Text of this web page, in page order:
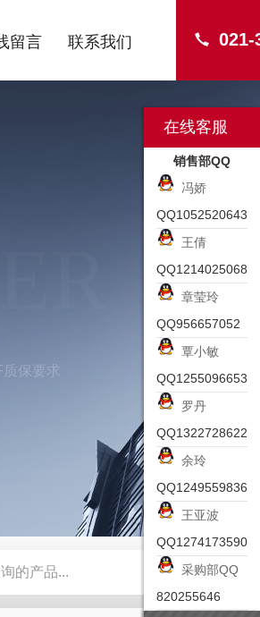
021-
留言 联系我们
保要求
安全激光扫描仪 RZMO-TER-
在线客服
销售部QQ
冯娇
QQ1052520643
王倩
QQ1214025068
章莹玲
QQ956657052
覃小敏
QQ1255096653
罗丹
QQ1322728622
余玲
QQ1249559836
王亚波
QQ1274173590
采购部QQ
820255646